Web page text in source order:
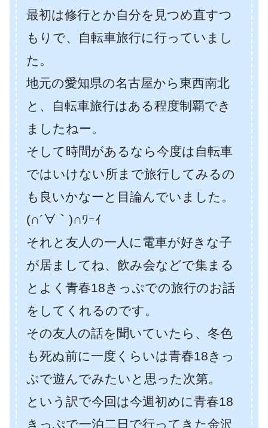
最初は修行とか自分を見つめ直すつ
もりで、自転車旅行に行っていまし
た。
地元の愛知県の名古屋から東西南北
と、自転車旅行はある程度制覇でき
ましたねー。
そして時間があるなら今度は自転車
ではいけない所まで旅行してみるの
も良いかなーと目論んでいました。
(∩´∀｀)∩ﾜｰｲ
それと友人の一人に電車が好きな子
が居ましてね、飲み会などで集まる
とよく青春18きっぷでの旅行のお話
をしてくれるのです。
その友人の話を聞いていたら、冬色
も死ぬ前に一度くらいは青春18きっ
ぷで遊んでみたいと思った次第。
という訳で今回は今週初めに青春18
きっぷで一泊二日で行ってきた金沢